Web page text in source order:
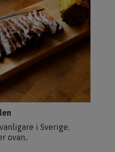
i Sverige.
ovan..